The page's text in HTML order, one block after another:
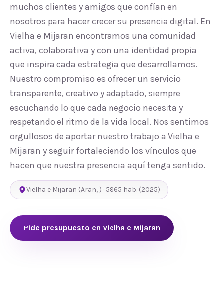
muchos clientes y amigos que confían en
nosotros para hacer crecer su presencia digital. En
Vielha e Mijaran encontramos una comunidad
activa, colaborativa y con una identidad propia
que inspira cada estrategia que desarrollamos.
Nuestro compromiso es ofrecer un servicio
transparente, creativo y adaptado, siempre
escuchando lo que cada negocio necesita y
respetando el ritmo de la vida local. Nos sentimos
orgullosos de aportar nuestro trabajo a Vielha e
Mijaran y seguir fortaleciendo los vínculos que
hacen que nuestra presencia aquí tenga sentido.
Vielha e Mijaran (Aran,) · 5865 hab. (2025)
Pide presupuesto en Vielha e Mijaran